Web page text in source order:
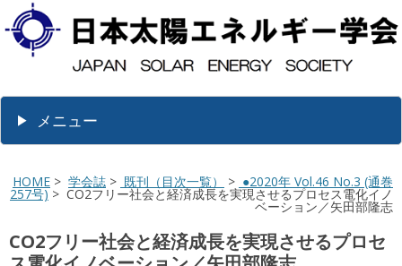
メニュー
HOME > 学会誌 > 既刊（目次一覧） > ●2020年 Vol.46 No.3 (通巻
257号) > CO2フリー社会と経済成長を実現させるプロセス電化イノ
ベーション／矢田部隆志
CO2フリー社会と経済成長を実現させるプロセ